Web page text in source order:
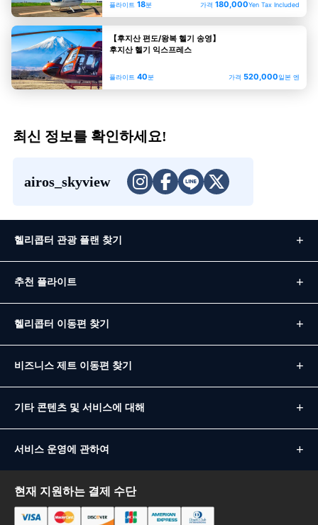
플라이트 18분 가격 180,000Yen Tax Included
【후지산 편도/왕복 헬기 송영】
후지산 헬기 익스프레스
플라이트 40분 가격 520,000일본 엔
최신 정보를 확인하세요!
airos_skyview
헬리콥터 관광 플랜 찾기
추천 플라이트
헬리콥터 이동편 찾기
비즈니스 제트 이동편 찾기
기타 콘텐츠 및 서비스에 대해
서비스 운영에 관하여
현재 지원하는 결제 수단